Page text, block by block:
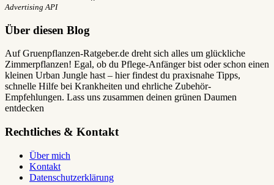
Advertising API
Über diesen Blog
Auf Gruenpflanzen-Ratgeber.de dreht sich alles um glückliche
Zimmerpflanzen! Egal, ob du Pflege-Anfänger bist oder schon einen
kleinen Urban Jungle hast – hier findest du praxisnahe Tipps,
schnelle Hilfe bei Krankheiten und ehrliche Zubehör-
Empfehlungen. Lass uns zusammen deinen grünen Daumen
entdecken
Rechtliches & Kontakt
Über mich
Kontakt
Datenschutzerklärung